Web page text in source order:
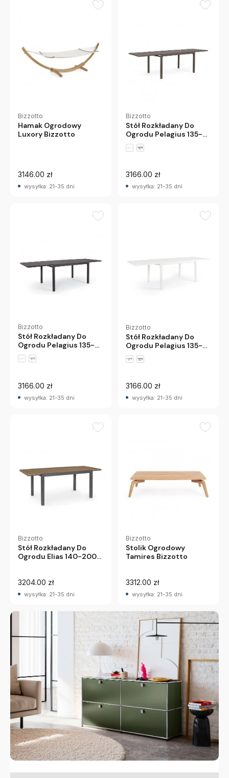
Bizzotto
Hamak Ogrodowy
Luxory Bizzotto
3146.00 zł
wysyłka: 21-35 dni
Bizzotto
Stół Rozkładany Do
Ogrodu Pelagius 135-
270 Cm Kawowy
Bizzotto
3166.00 zł
wysyłka: 21-35 dni
Bizzotto
Stół Rozkładany Do
Ogrodu Pelagius 135-
270 Cm Antracytowy
Bizzotto
3166.00 zł
wysyłka: 21-35 dni
Bizzotto
Stół Rozkładany Do
Ogrodu Pelagius 135-
270 Cm Biały Bizzotto
3166.00 zł
wysyłka: 21-35 dni
Bizzotto
Stół Rozkładany Do
Ogrodu Elias 140-200
3204.00 zł
wysyłka: 21-35 dni
Bizzotto
Stolik Ogrodowy
Tamires Bizzotto
3312.00 zł
wysyłka: 21-35 dni